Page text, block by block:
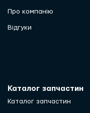
Про компанію
Відгуки
Каталог запчастин
Каталог запчастин